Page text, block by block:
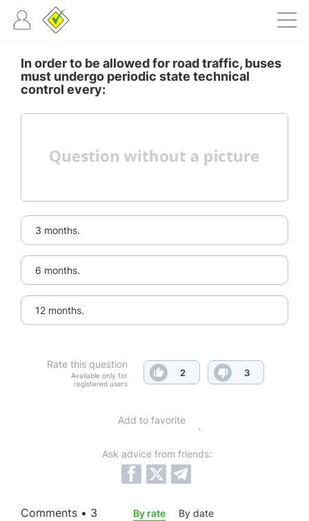
In order to be allowed for road traffic, buses
must undergo periodic state technical
control every:
3 months.
6 months.
12 months.
Rate this question
Available only for
registered users
2 3
Add to favorite
Ask advice from friends:
Comments • 3 By rate By date